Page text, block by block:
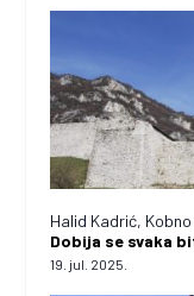
Halid Kadrić,
Dobija se svaka
19. jul. 2025.